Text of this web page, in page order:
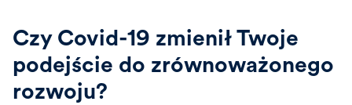
Czy Covid-19 zmienił Twoje
podejście do zrównoważonego
rozwoju?